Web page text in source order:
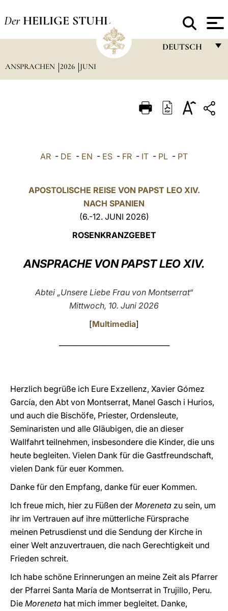
Der HEILIGE STUHL
DEUTSCH
ITALIANO
POLSKI
ANSPRACHEN 2026 JUNI
AR - DE - EN - ES - FR - IT - PL - PT
APOSTOLISCHE REISE VON PAPST LEO XIV.
NACH SPANIEN
(6.-12. JUNI 2026)
ROSENKRANZGEBET
ANSPRACHE VON PAPST LEO XIV.
Abtei „Unsere Liebe Frau von Montserrat“
Mittwoch, 10. Juni 2026
[Multimedia]
Herzlich begrüße ich Eure Exzellenz, Xavier Gómez
García, den Abt von Montserrat, Manel Gasch i Hurios,
und auch die Bischöfe, Priester, Ordensleute,
Seminaristen und alle Gläubigen, die an dieser
Wallfahrt teilnehmen, insbesondere die Kinder, die uns
heute begleiten. Vielen Dank für die Gastfreundschaft,
vielen Dank für euer Kommen.
Danke für den Empfang, danke für euer Kommen.
Ich freue mich, hier zu Füßen der Moreneta zu sein, um
ihr im Vertrauen auf ihre mütterliche Fürsprache
meinen Petrusdienst und die Sendung der Kirche in
einer Welt anzuvertrauen, die nach Gerechtigkeit und
Frieden schreit.
Ich habe schöne Erinnerungen an meine Zeit als Pfarrer
der Pfarrei Santa María de Montserrat in Trujillo, Peru.
Die Moreneta hat mich immer begleitet. Danke,